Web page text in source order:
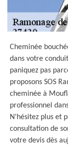
Cheminée
dans votre
paniquez pas
proposons SOS
cheminée à
professionnel
N’hésitez plus et
consultation de
votre devis dès